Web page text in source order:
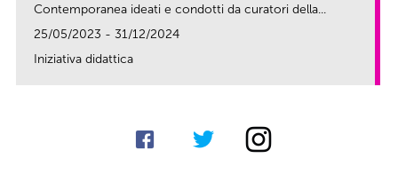
Contemporanea ideati e condotti da curatori della...
25/05/2023 - 31/12/2024
Iniziativa didattica